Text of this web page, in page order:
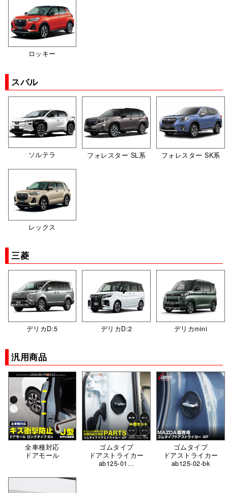
ロッキー
スバル
ソルテラ フォレスター SL系 フォレスター SK系
レックス
三菱
デリカD:5 デリカD:2 デリカmini
汎用商品
全車種対応
ドアモール
ゴムタイプ
ドアストライカー
ab125-01…
ゴムタイプ
ドアストライカー
ab125-02-bk